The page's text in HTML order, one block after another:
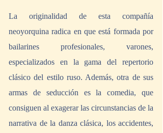
La originalidad de esta compañía
neoyorquina radica en que está formada por
bailarines profesionales, varones,
especializados en la gama del repertorio
clásico del estilo ruso. Además, otra de sus
armas de seducción es la comedia, que
consiguen al exagerar las circunstancias de la
narrativa de la danza clásica, los accidentes,